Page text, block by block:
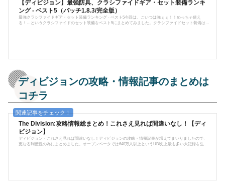
【ディビジョン】最強防具、クラシファイドギア・セット装備ランキ
ング - ベスト5（パッチ1.8.3/完全版）
最強クラシファイドギア・セット装備ランキング - ベスト5今回は、こいつは強ぇぇ！！めっちゃ使え
る！…というクラシファイドのセット装備をベスト5にまとめてみました。クラシファイドセット装備はぶ
ディビジョンの攻略・情報記事のまとめは
コチラ
The Division:攻略情報総まとめ！これさえ見れば間違いなし！【ディ
ビジョン】
ディビジョン・これさえ見れば間違いなし！ディビジョンの攻略・情報記事が増えてまいりましたので、
更なる利便性の為にまとめました。オープンベータでは640万人以上というUBI史上最も多い大記録を生み